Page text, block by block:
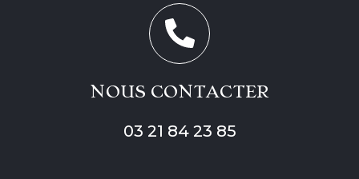
NOUS CONTACTER
03 21 84 23 85